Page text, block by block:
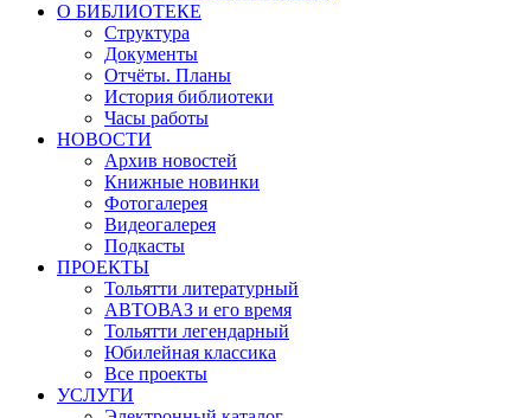
О БИБЛИОТЕКЕ
Структура
Документы
Отчёты. Планы
История библиотеки
Часы работы
НОВОСТИ
Архив новостей
Книжные новинки
Фотогалерея
Видеогалерея
Подкасты
ПРОЕКТЫ
Тольятти литературный
АВТОВАЗ и его время
Тольятти легендарный
Юбилейная классика
Все проекты
УСЛУГИ